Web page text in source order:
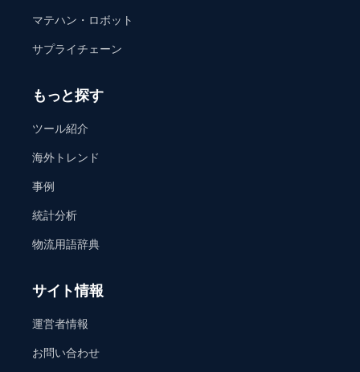
マテハン・ロボット
サプライチェーン
もっと探す
ツール紹介
海外トレンド
事例
統計分析
物流用語辞典
サイト情報
運営者情報
お問い合わせ